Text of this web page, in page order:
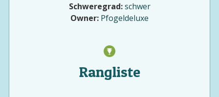
Schweregrad:schwer
Owner: Pfogeldeluxe
Rangliste